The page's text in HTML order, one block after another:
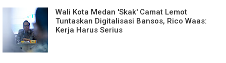
Wali Kota Medan 'Skak' Camat Lemot
Tuntaskan Digitalisasi Bansos, Rico Waas:
Kerja Harus Serius